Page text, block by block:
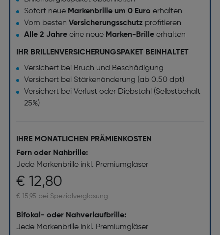
Sofort neue Markenbrille um 0 Euro erhalten
Vom besten Versicherungsschutz profitieren
Alle 2 Jahreeine neue Marken-Brille erhalten
IHR BRILLENVERSICHERUNGSPAKET BEINHALTET
Versichert bei Bruch und Beschädigung
Versichert bei Stärkenänderung (ab 0.50 dpt)
Versichert bei Verlust oder Diebstahl (Selbstbehalt
25%)
IHRE MONATLICHEN PRÄMIENKOSTEN
Fern oder Nahbrille:
Jede Markenbrille inkl. Premiumgläser
€ 12,80
€ 15,95 bei Spezialverglasung
Bifokal- oder Nahverlaufbrille:
Jede Markenbrille inkl. Premiumgläser